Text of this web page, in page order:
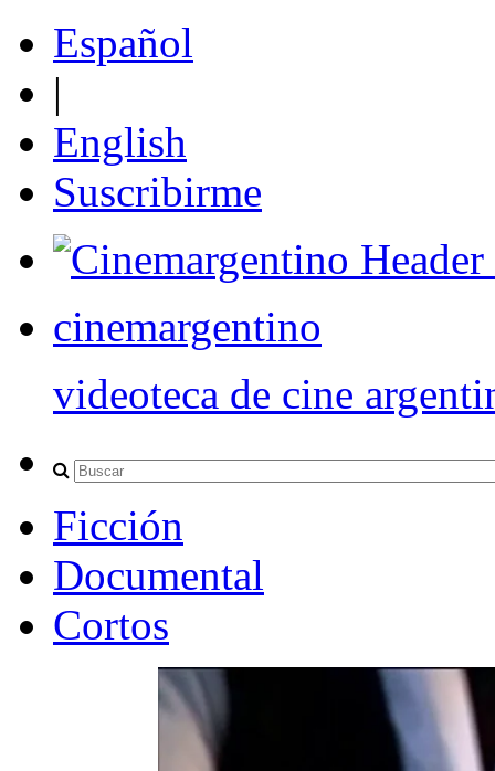
Español
|
English
Suscribirme
cinemargentino
videoteca de cine
Ficción
Documental
Cortos